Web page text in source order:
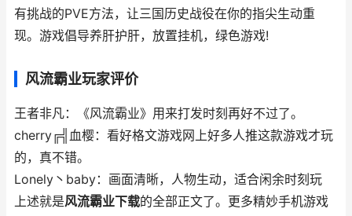
有挑战的PVE方法，让三国历史战役在你的指尖生动重
现。游戏倡导养肝护肝，放置挂机，绿色游戏!
风流霸业玩家评价
王者非凡：《风流霸业》用来打发时刻再好不过了。
cherry╔╣血樱：看好格文游戏网上好多人推这款游戏才玩
的，真不错。
Lonely丶baby：画面清晰，人物生动，适合闲余时刻玩
上述就是风流霸业下载的全部正文了。更多精妙手机游戏